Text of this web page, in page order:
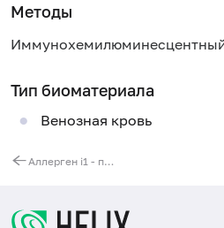
Методы
Тип биоматериала
Венозная кровь
Аллерген i1 - пчелиный яд, IgG